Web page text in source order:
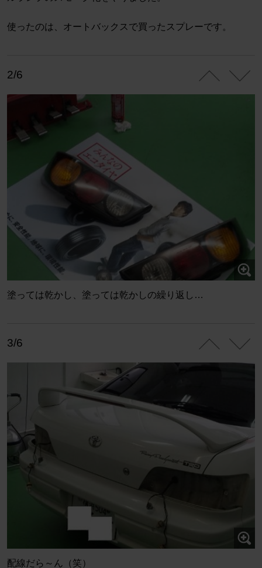
使ったのは、オートバックスで買ったスプレーです。
2/6
塗っては乾かし、塗っては乾かしの繰り返し…
3/6
配線だら～ん（笑）